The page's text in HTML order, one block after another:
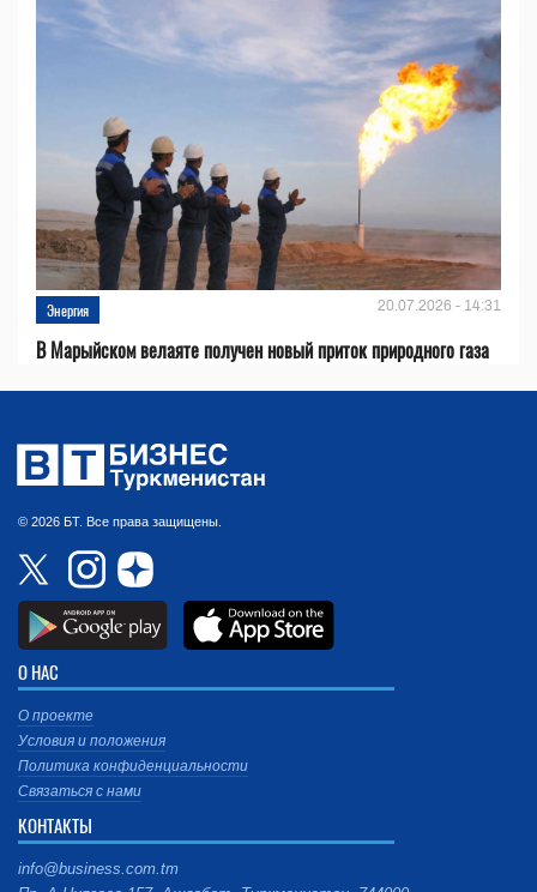
Энергия 20.07.2026 - 14:31
В Марыйском велаяте получен новый приток природного газа
© 2026 БТ. Все права защищены.
О НАС
О проекте
Условия и положения
Политика конфиденциальности
Связаться с нами
КОНТАКТЫ
info@business.com.tm